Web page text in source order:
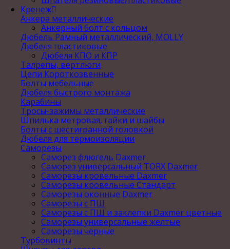
Крепеж
Анкера металлические
Анкерный болт с кольцом
Дюбель Рамный металлический, MOLLY
Дюбеля пластиковые
Дюбеля КПО и КПР
Талрепы, вертлюги
Цепи Короткозвенные
Болты мебельные
Дюбеля быстрого монтажа
Карабины
Тросы-зажимы металлические
Шпилька метровая, гайки и шайбы
Болты с шестигранной головкой
Дюбеля для термоизоляции
Саморезы
Саморез флюгель Daxmer
Саморез универсальный TORX Daxmer
Саморезы кровельные Daxmer
Саморезы кровельные Стандарт
Саморезы оконные Daxmer
Саморезы с ПШ
Саморезы с ПШ и заклепки Daxmer цветные
Саморезы универсальные желтые
Саморезы черные
Турбовинты